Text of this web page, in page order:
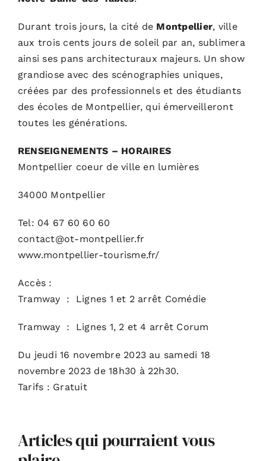
Durant trois jours, la cité de Montpellier, ville
aux trois cents jours de soleil par an, sublimera
ainsi ses pans architecturaux majeurs. Un show
grandiose avec des scénographies uniques,
créées par des professionnels et des étudiants
des écoles de Montpellier, qui émerveilleront
toutes les générations.
RENSEIGNEMENTS – HORAIRES
Montpellier coeur de ville en lumières
34000 Montpellier
Tel: 04 67 60 60 60
contact@ot-montpellier.fr
www.montpellier-tourisme.fr/
Accès :
Tramway : Lignes 1 et 2 arrêt Comédie
Tramway : Lignes 1, 2 et 4 arrêt Corum
Du jeudi 16 novembre 2023 au samedi 18
novembre 2023 de 18h30 à 22h30.
Tarifs : Gratuit
Articles qui pourraient vous